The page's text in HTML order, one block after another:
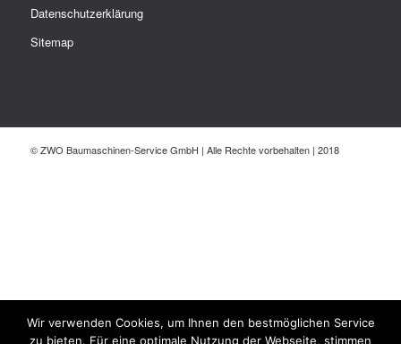
Datenschutzerklärung
Sitemap
© ZWO Baumaschinen-Service GmbH | Alle Rechte vorbehalten | 2018
Wir verwenden Cookies, um Ihnen den bestmöglichen Service
zu bieten. Für eine optimale Nutzung der Webseite, stimmen